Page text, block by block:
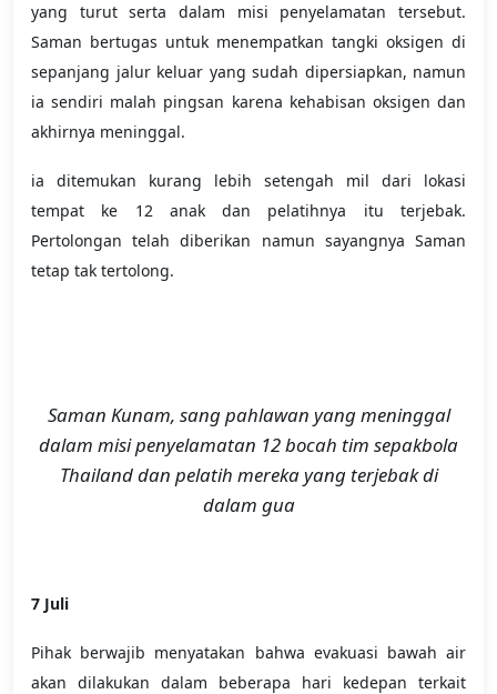
yang turut serta dalam misi penyelamatan tersebut.
Saman bertugas untuk menempatkan tangki oksigen di
sepanjang jalur keluar yang sudah dipersiapkan, namun
ia sendiri malah pingsan karena kehabisan oksigen dan
akhirnya meninggal.
ia ditemukan kurang lebih setengah mil dari lokasi
tempat ke 12 anak dan pelatihnya itu terjebak.
Pertolongan telah diberikan namun sayangnya Saman
tetap tak tertolong.
Saman Kunam, sang pahlawan yang meninggal
dalam misi penyelamatan 12 bocah tim sepakbola
Thailand dan pelatih mereka yang terjebak di
dalam gua
7 Juli
Pihak berwajib menyatakan bahwa evakuasi bawah air
akan dilakukan dalam beberapa hari kedepan terkait